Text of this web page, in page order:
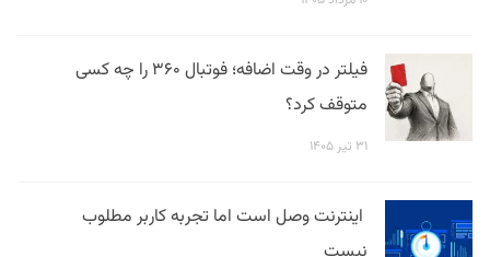
فیلتر در وقت اضافه؛ فوتبال ۳۶۰ را چه کسی
متوقف کرد؟
۳۱ تیر ۱۴۰۵
اینترنت وصل است اما تجربه کاربر مطلوب